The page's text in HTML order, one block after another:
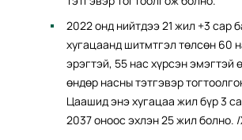
2022 онд нийтдээ 21 жил +3 сар
хугацаанд шитмтгэл төлсөн 60
эрэгтэй, 55 нас хүрсэн эмэгтэй
өндөр насны тэтгэвэр
Цаашид энэ хугацаа жил бүр 3
2037 оноос эхлэн 25 жил болно. /